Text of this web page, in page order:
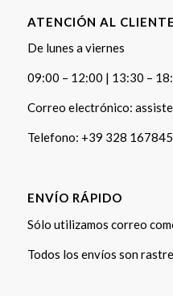
ATENCIÓN AL CLIENTE
De lunes a viernes
09:00 – 12:00 | 13:30 –
Correo electrónico:
Telefono: +39 328
ENVÍO RÁPIDO
Sólo utilizamos correo
Todos los envíos son